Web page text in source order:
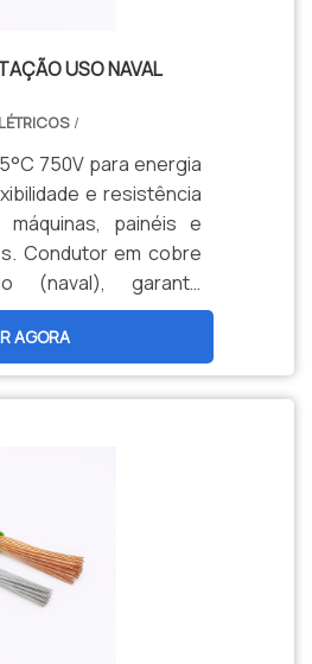
USO NAVAL
/
750V para energia
e resistência
painéis e
Condutor em cobre
(naval), garante
e menor
personalizadas,
assistência técnica
indústria.
AGORA